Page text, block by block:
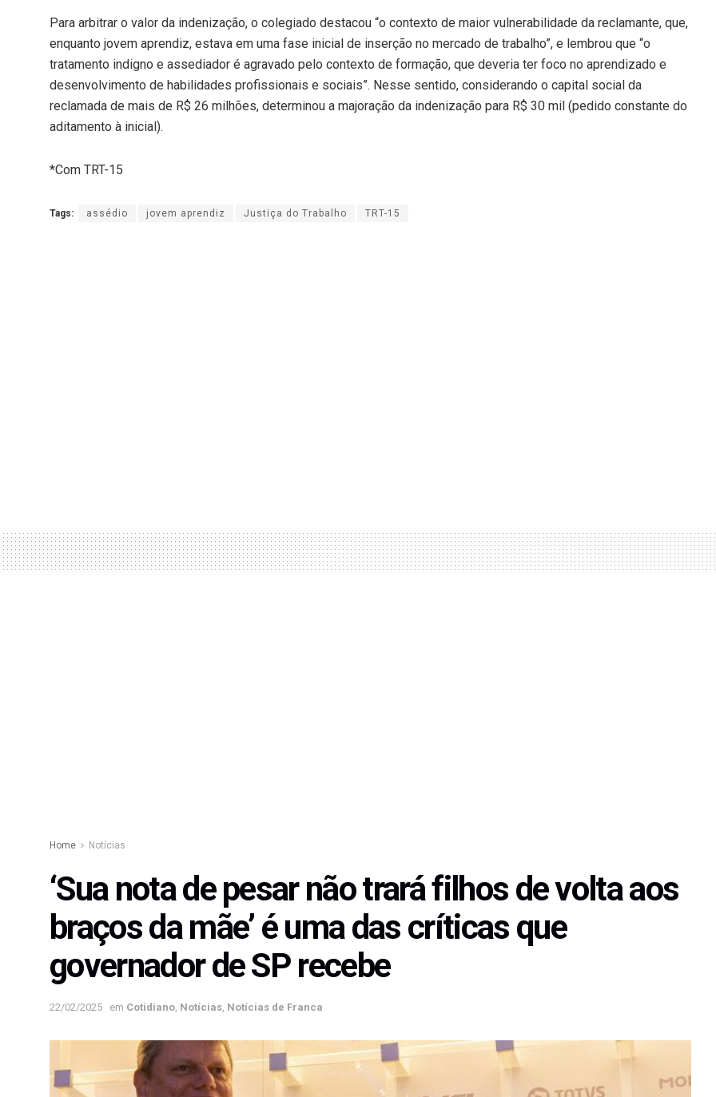
Para arbitrar o valor da indenização, o colegiado destacou “o contexto de maior vulnerabilidade da reclamante, que,
enquanto jovem aprendiz, estava em uma fase inicial de inserção no mercado de trabalho”, e lembrou que “o
tratamento indigno e assediador é agravado pelo contexto de formação, que deveria ter foco no aprendizado e
desenvolvimento de habilidades profissionais e sociais”. Nesse sentido, considerando o capital social da
reclamada de mais de R$ 26 milhões, determinou a majoração da indenização para R$ 30 mil (pedido constante do
aditamento à inicial).
*Com TRT-15
Tags: assédio jovem aprendiz Justiça do Trabalho TRT-15
Home Notícias
‘Sua nota de pesar não trará filhos de volta aos
braços da mãe’ é uma das críticas que
governador de SP recebe
22/02/2025 em Cotidiano, Notícias, Notícias de Franca